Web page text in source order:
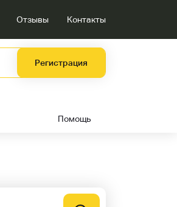
Отзывы Контакты
Регистрация
Помощь